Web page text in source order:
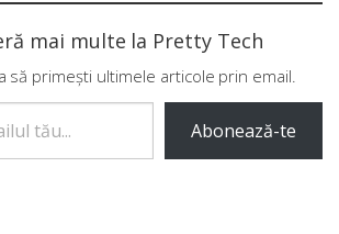
mai multe la Pretty Tech
să primești ultimele articole prin email.
Abonează-te